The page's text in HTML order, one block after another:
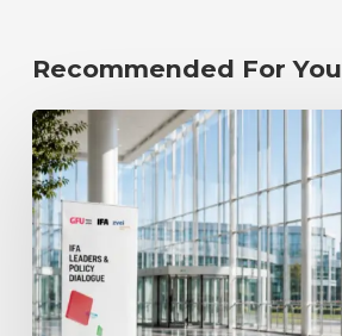
Recommended For You